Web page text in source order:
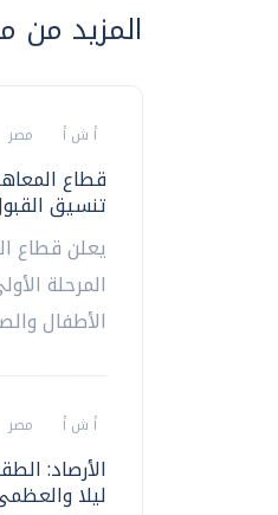
المزيد من
أ ش أ مصر
قطاع
تنسيق
يعلن قطاع
المرحلة
الأطفال
أ ش أ مصر
الأرصاد:
ليلا والعظمى